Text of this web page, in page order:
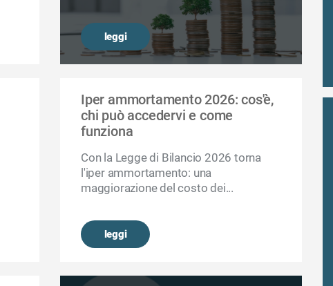
leggi
Iper ammortamento 2026: cos'è,
chi può accedervi e come
funziona
Con la Legge di Bilancio 2026 torna
l'iper ammortamento: una
maggiorazione del costo dei...
leggi